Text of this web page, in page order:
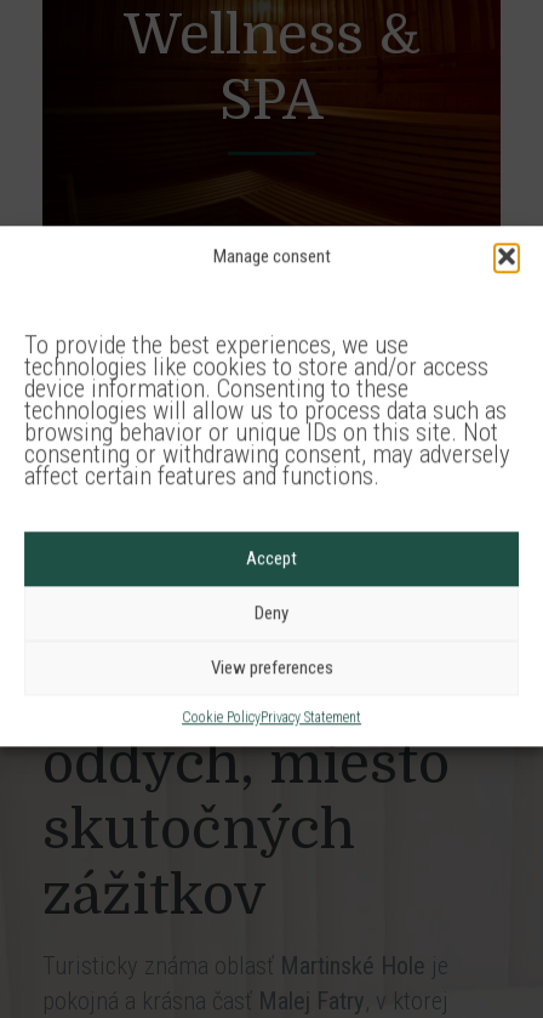
Manage consent
To provide the best experiences, we use
technologies like cookies to store and/or access
device information. Consenting to these
technologies will allow us to process data such as
browsing behavior or unique IDs on this site. Not
consenting or withdrawing consent, may adversely
affect certain features and functions.
Accept
Deny
View preferences
Cookie PolicyPrivacy Statement
Wellness &
SPA
Rozmaznajte svoje zmysly, zrelaxujte telo
aj ducha a spoznajte dokonalý oddych v
Viac
Miesto pre Váš
oddych, miesto
skutočných
zážitkov
Turisticky známa oblasť Martinské Hole je
pokojná a krásna časť Malej Fatry, v ktorej